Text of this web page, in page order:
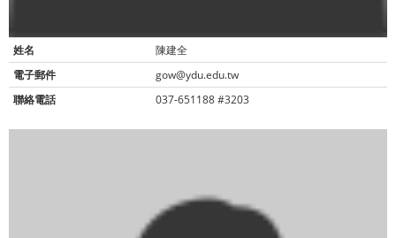
姓名
陳建全
電子郵件
gow@ydu.edu.tw
聯絡電話
037-651188 #3203